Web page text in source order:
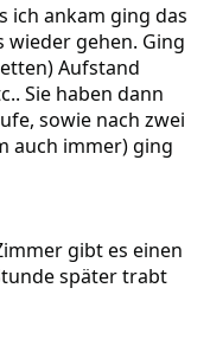
ich ankam ging das
wieder gehen. Ging
Aufstand
Sie haben dann
sowie nach zwei
auch immer) ging
gibt es einen
später trabt